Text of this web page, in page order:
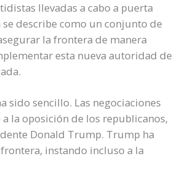
llevadas a cabo a puerta
describe como un conjunto de
la frontera de manera
esta nueva autoridad de
sido sencillo. Las negociaciones
la oposición de los republicanos,
Donald Trump. Trump ha
instando incluso a la